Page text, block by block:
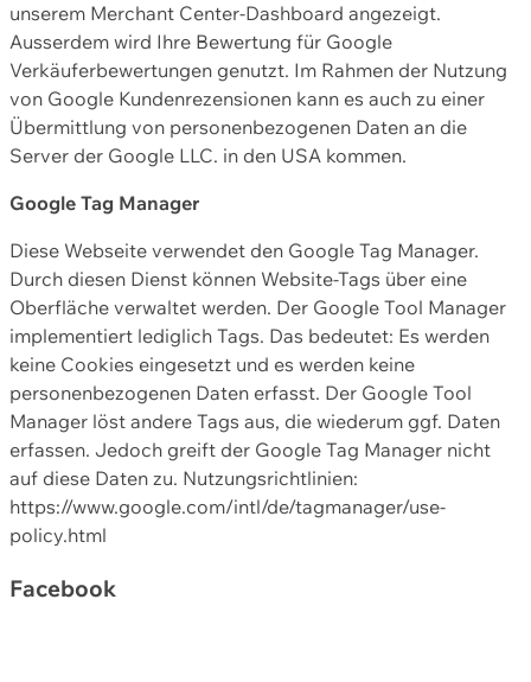
unserem Merchant Center-Dashboard angezeigt.
Ausserdem wird Ihre Bewertung für Google
Verkäuferbewertungen genutzt. Im Rahmen der Nutzung
von Google Kundenrezensionen kann es auch zu einer
Übermittlung von personenbezogenen Daten an die
Server der Google LLC. in den USA kommen.
Google Tag Manager
Diese Webseite verwendet den Google Tag Manager.
Durch diesen Dienst können Website-Tags über eine
Oberfläche verwaltet werden. Der Google Tool Manager
implementiert lediglich Tags. Das bedeutet: Es werden
keine Cookies eingesetzt und es werden keine
personenbezogenen Daten erfasst. Der Google Tool
Manager löst andere Tags aus, die wiederum ggf. Daten
erfassen. Jedoch greift der Google Tag Manager nicht
auf diese Daten zu. Nutzungsrichtlinien:
https://www.google.com/intl/de/tagmanager/use-
policy.html
Facebook